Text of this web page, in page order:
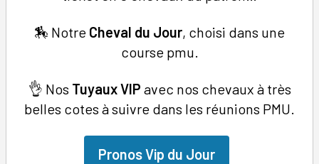
🏇 Notre Cheval du Jour, choisi dans une
course pmu.
👌 Nos TuyauxVIP avec nos chevaux à très
belles cotes à suivre dans les réunions PMU.
Pronos Vip du Jour